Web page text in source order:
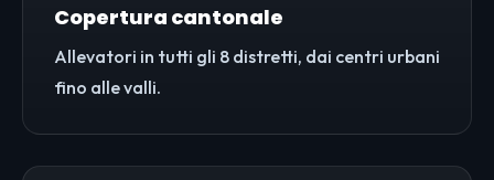
Copertura cantonale
Allevatori in tutti gli 8 distretti, dai centri urbani
fino alle valli.